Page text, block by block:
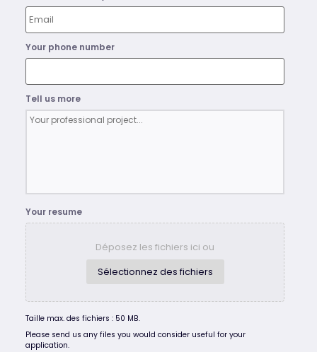
Your phone number
Tell us more
Your resume
Déposez les fichiers ici ou
Sélectionnez des fichiers
Taille max. des fichiers : 50 MB.
Please send us any files you would consider useful for your
application.